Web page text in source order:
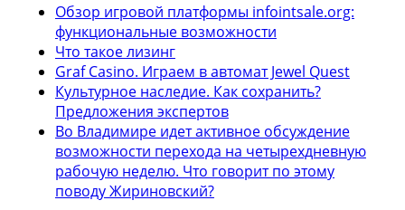
Обзор игровой платформы infointsale.org:
функциональные возможности
Что такое лизинг
Graf Casino. Играем в автомат Jewel Quest
Культурное наследие. Как сохранить?
Предложения экспертов
Во Владимире идет активное обсуждение
возможности перехода на четырехдневную
рабочую неделю. Что говорит по этому
поводу Жириновский?